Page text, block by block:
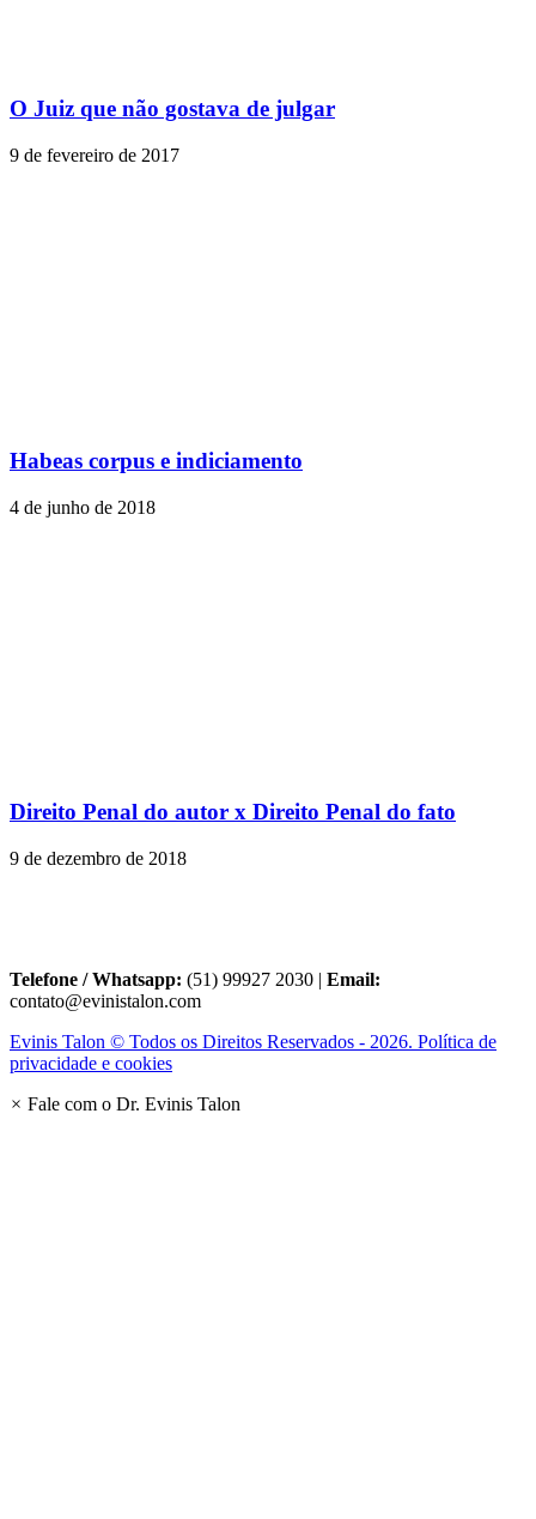
O Juiz que não gostava de julgar
9 de fevereiro de 2017
Habeas corpus e indiciamento
4 de junho de 2018
Direito Penal do autor x Direito Penal do fato
9 de dezembro de 2018
Telefone / Whatsapp: (51) 99927 2030 | Email:
contato@evinistalon.com
Evinis Talon © Todos os Direitos Reservados - 2026. Política de
privacidade e cookies
× Fale com o Dr. Evinis Talon